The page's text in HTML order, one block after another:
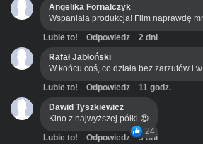
Angelika Fornalczyk
Wspaniała produkcja! Film naprawdę
Lubie to! Odpowiedz
2 dni
Rafał Jabłoński
W końcu coś, co działa bez zarzutów i
Lubie to! Odpowiedz
11 godz.
Dawid Tyszkiewicz
Kino z najwyższej półki 😍
24
Lubie to! Odpowiedz 3 dni